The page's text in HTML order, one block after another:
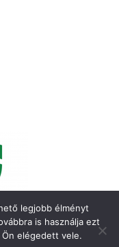
legjobb élményt
is használja ezt
elégedett vele.